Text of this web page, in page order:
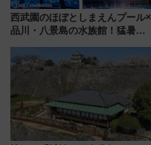
西武園のほぼとしまえんプール×
品川・八景島の水族館！猛暑を
夏休みをお得に楽しむ！